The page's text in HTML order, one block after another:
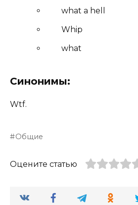
what a hell
Whip
what
Синонимы:
Wtf.
Общие
Оцените статью